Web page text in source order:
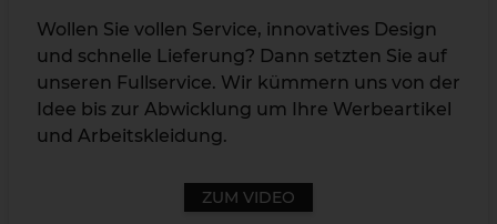
Wollen Sie vollen Service, innovatives Design
und schnelle Lieferung? Dann setzten Sie auf
unseren Fullservice. Wir kümmern uns von der
Idee bis zur Abwicklung um Ihre Werbeartikel
und Arbeitskleidung.
ZUM VIDEO